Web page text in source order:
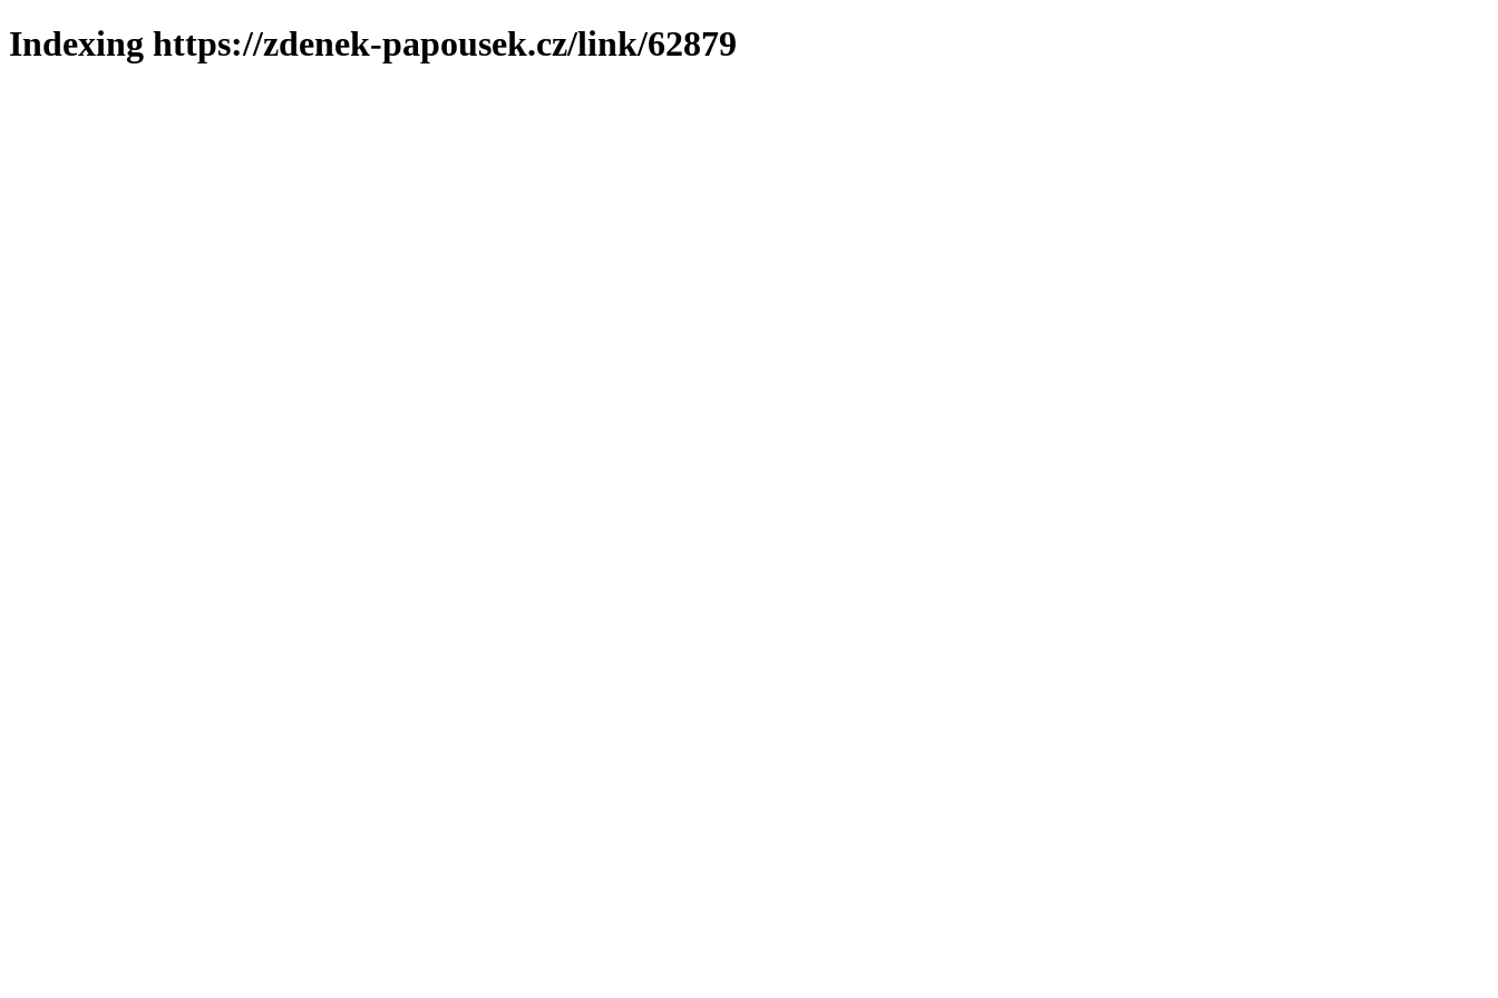
Indexing https://zdenek-papousek.cz/link/62879